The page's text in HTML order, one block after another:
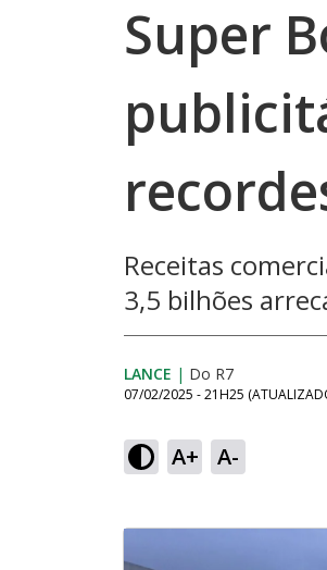
Super
Receitas
3,5 bilhões
LANCE | Do R7
07/02/2025 - 21H25
A+ A-